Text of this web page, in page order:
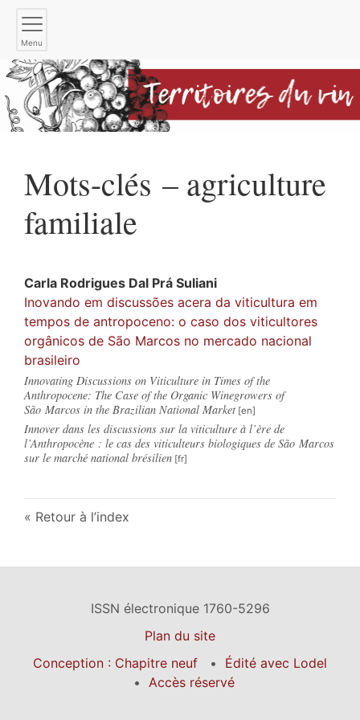
Menu
Mots-clés – agriculture
familiale
Carla Rodrigues Dal Prá Suliani
Inovando em discussões acera da viticultura em
tempos de antropoceno: o caso dos viticultores
orgânicos de São Marcos no mercado nacional
brasileiro
Innovating Discussions on Viticulture in Times of the
Anthropocene: The Case of the Organic Winegrowers of
São Marcos in the Brazilian National Market
Innover dans les discussions sur la viticulture à l’ère de
l’Anthropocène : le cas des viticulteurs biologiques de São Marcos
sur le marché national brésilien
Retour à l’index
ISSN électronique 1760-5296
Plan du site
Conception : Chapitre neuf
Édité avec Lodel
Accès réservé